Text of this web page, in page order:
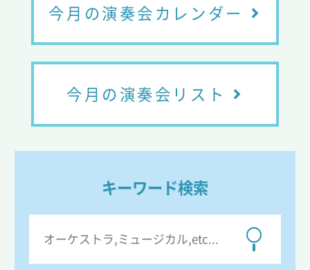
今月の演奏会カレンダー
今月の演奏会リスト
キーワード検索